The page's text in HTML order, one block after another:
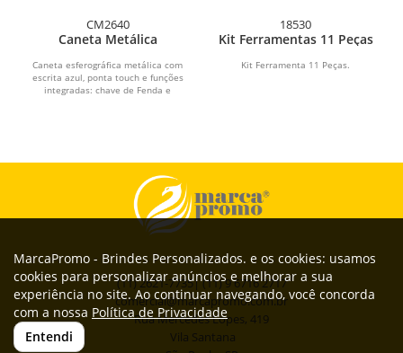
CM2640
Caneta Metálica
Caneta esferográfica metálica com
escrita azul, ponta touch e funções
integradas: chave de Fenda e
18530
Kit Ferramentas 11 Peças
Kit Ferramenta 11 Peças.
(11) 2621-7735| (11) 9 6716 2717
comercial@marcapromo.com.br
Rua Mercedes Lopes, 419
Vila Santana
MarcaPromo - Brindes Personalizados. e os cookies: usamos
cookies para personalizar anúncios e melhorar a sua
experiência no site. Ao continuar navegando, você concorda
com a nossa Política de Privacidade
Entendi